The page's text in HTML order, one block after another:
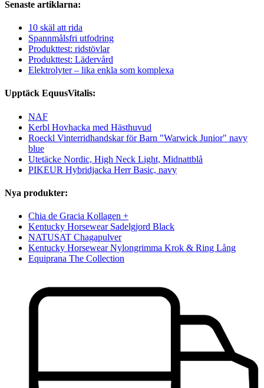
Senaste artiklarna:
10 skäl att rida
Spannmålsfri utfodring
Produkttest: ridstövlar
Produkttest: Lädervård
Elektrolyter – lika enkla som komplexa
Upptäck EquusVitalis:
NAF
Kerbl Hovhacka med Hästhuvud
Roeckl Vinterridhandskar för Barn "Warwick Junior" navy
blue
Utetäcke Nordic, High Neck Light, Midnattblå
PIKEUR Hybridjacka Herr Basic, navy
Nya produkter:
Chia de Gracia Kollagen +
Kentucky Horsewear Sadelgjord Black
NATUSAT Chagapulver
Kentucky Horsewear Nylongrimma Krok & Ring Lång
Equiprana The Collection